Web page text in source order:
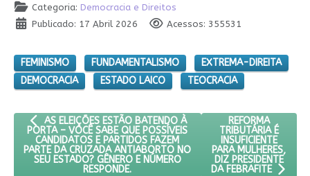
Categoria: Democracia e Direitos
Publicado: 17 Abril 2026
Acessos: 355531
FEMINISMO FUNDAMENTALISMO
EXTREMA-DIREITA
DEMOCRACIA
ESTADO LAICO TEOCRACIA
ARTIGO ANTERIOR: AS ELEIÇÕES ESTÃO BATENDO À PORTA –
AS ELEIÇÕES ESTÃO BATENDO À
PORTA – VOCÊ SABE QUE POSSÍVEIS
CANDIDATOS E PARTIDOS FAZEM
PARTE DA CRUZADA ANTIABORTO NO
SEU ESTADO? GÊNERO E NÚMERO
RESPONDE.
PRÓXIMO
REFORMA
TRIBUTÁRIA É
INSUFICIENTE
PARA MULHERES,
DIZ PRESIDENTE
DA FEBRAFITE